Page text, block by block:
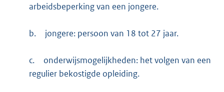
arbeidsbeperking van een jongere.
b. jongere: persoon van 18 tot 27 jaar.
c.
onderwijsmogelijkheden: het volgen van een
regulier bekostigde opleiding.